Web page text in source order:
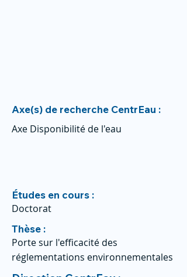
Axe(s) de recherche CentrEau :
Axe Disponibilité de l'eau
Études en cours :
Doctorat
Thèse :
Porte sur l'efficacité des
réglementations environnementales